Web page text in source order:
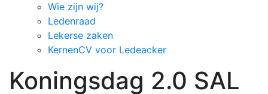
Wie zijn wij?
Ledenraad
Lekerse zaken
KernenCV voor Ledeacker
Koningsdag 2.0 SAL